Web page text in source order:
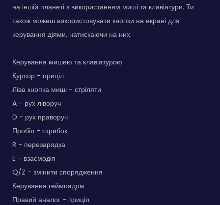
на іншій планеті з використанням миші та клавіатури. Ти
також можеш використовувати кнопки на екрані для
керування діями, натискаючи на них.
Керування мишею та клавіатурою
Курсор - приціл
Ліва кнопка миші - стріляти
A - рух ліворуч
D - рух праворуч
Пробіл - стрибок
R - перезарядка
E - взаємодія
Q/Z - змінити спорядження
Керування геймпадом
Правий аналог - приціл